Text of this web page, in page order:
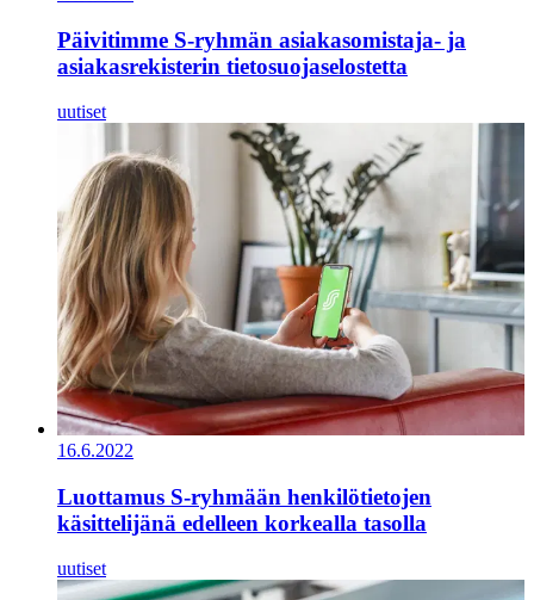
Päivitimme S-ryhmän asiakasomistaja- ja
asiakasrekisterin tietosuojaselostetta
uutiset
16.6.2022
Luottamus S-ryhmään henkilötietojen
käsittelijänä edelleen korkealla tasolla
uutiset